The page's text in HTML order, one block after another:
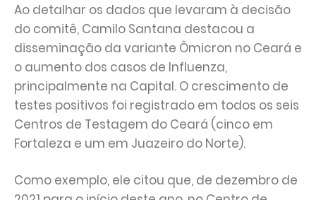
Ao detalhar os dados que levaram à decisão
do comitê, Camilo Santana destacou a
disseminação da variante Ômicron no Ceará e
o aumento dos casos de Influenza,
principalmente na Capital. O crescimento de
testes positivos foi registrado em todos os seis
Centros de Testagem do Ceará (cinco em
Fortaleza e um em Juazeiro do Norte).
Como exemplo, ele citou que, de dezembro de